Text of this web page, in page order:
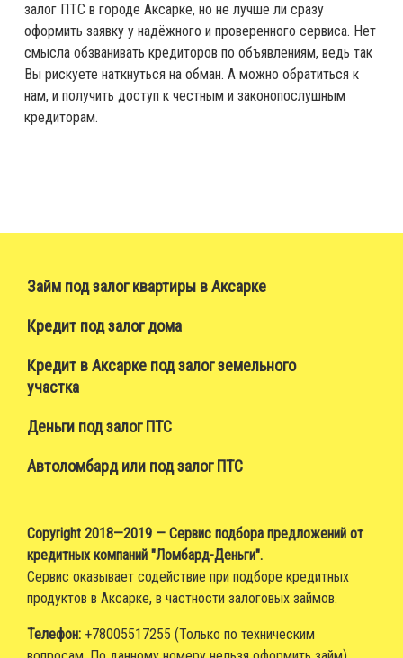
залог ПТС в городе Аксарке, но не лучше ли сразу
оформить заявку у надёжного и проверенного сервиса. Нет
смысла обзванивать кредиторов по объявлениям, ведь так
Вы рискуете наткнуться на обман. А можно обратиться к
нам, и получить доступ к честным и законопослушным
кредиторам.
Займ под залог квартиры в Аксарке
Кредит под залог дома
Кредит в Аксарке под залог земельного
участка
Деньги под залог ПТС
Автоломбард или под залог ПТС
Copyright 2018—2019 — Сервис подбора предложений от
кредитных компаний "Ломбард-Деньги".
Сервис оказывает содействие при подборе кредитных
продуктов в Аксарке, в частности залоговых займов.
Телефон: +78005517255 (Только по техническим